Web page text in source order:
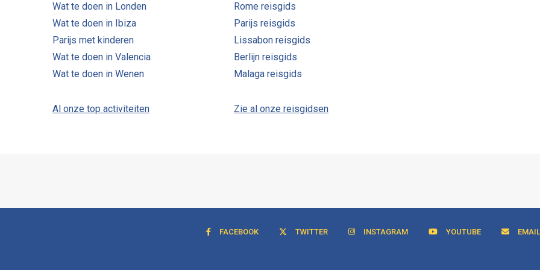
Wat te doen in Londen
Wat te doen in Ibiza
Parijs met kinderen
Wat te doen in Valencia
Wat te doen in Wenen
Al onze top activiteiten
Rome reisgids
Parijs reisgids
Lissabon reisgids
Berlijn reisgids
Malaga reisgids
Zie al onze reisgidsen
FACEBOOK TWITTER INSTAGRAM YOUTUBE EMAIL